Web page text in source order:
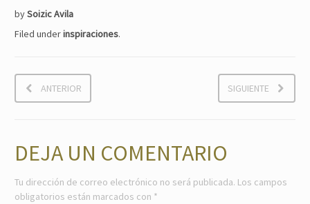
bySoizic Avila
Filed underinspiraciones.
ANTERIOR SIGUIENTE
DEJA UN COMENTARIO
Tu dirección de correo electrónico no será publicada. Los campos
obligatorios están marcados con *